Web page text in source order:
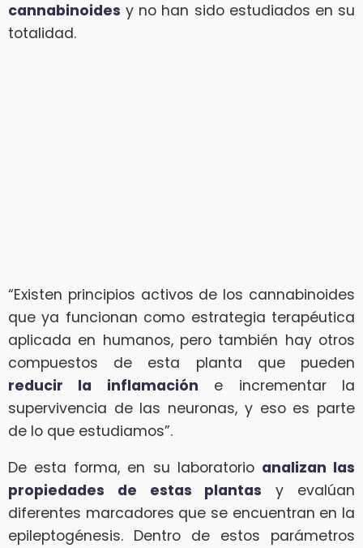
cannabinoides y no han sido estudiados en su
totalidad.
“Existen principios activos de los cannabinoides
que ya funcionan como estrategia terapéutica
aplicada en humanos, pero también hay otros
compuestos de esta planta que pueden
reducir la inflamación e incrementar la
supervivencia de las neuronas, y eso es parte
de lo que estudiamos”.
De esta forma, en su laboratorio analizan las
propiedades de estas plantas y evalúan
diferentes marcadores que se encuentran en la
epileptogénesis. Dentro de estos parámetros